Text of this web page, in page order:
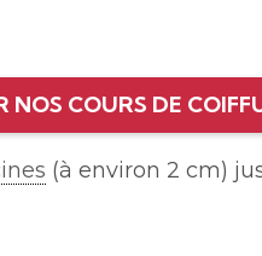
NOS COURS DE
(à environ 2 cm)